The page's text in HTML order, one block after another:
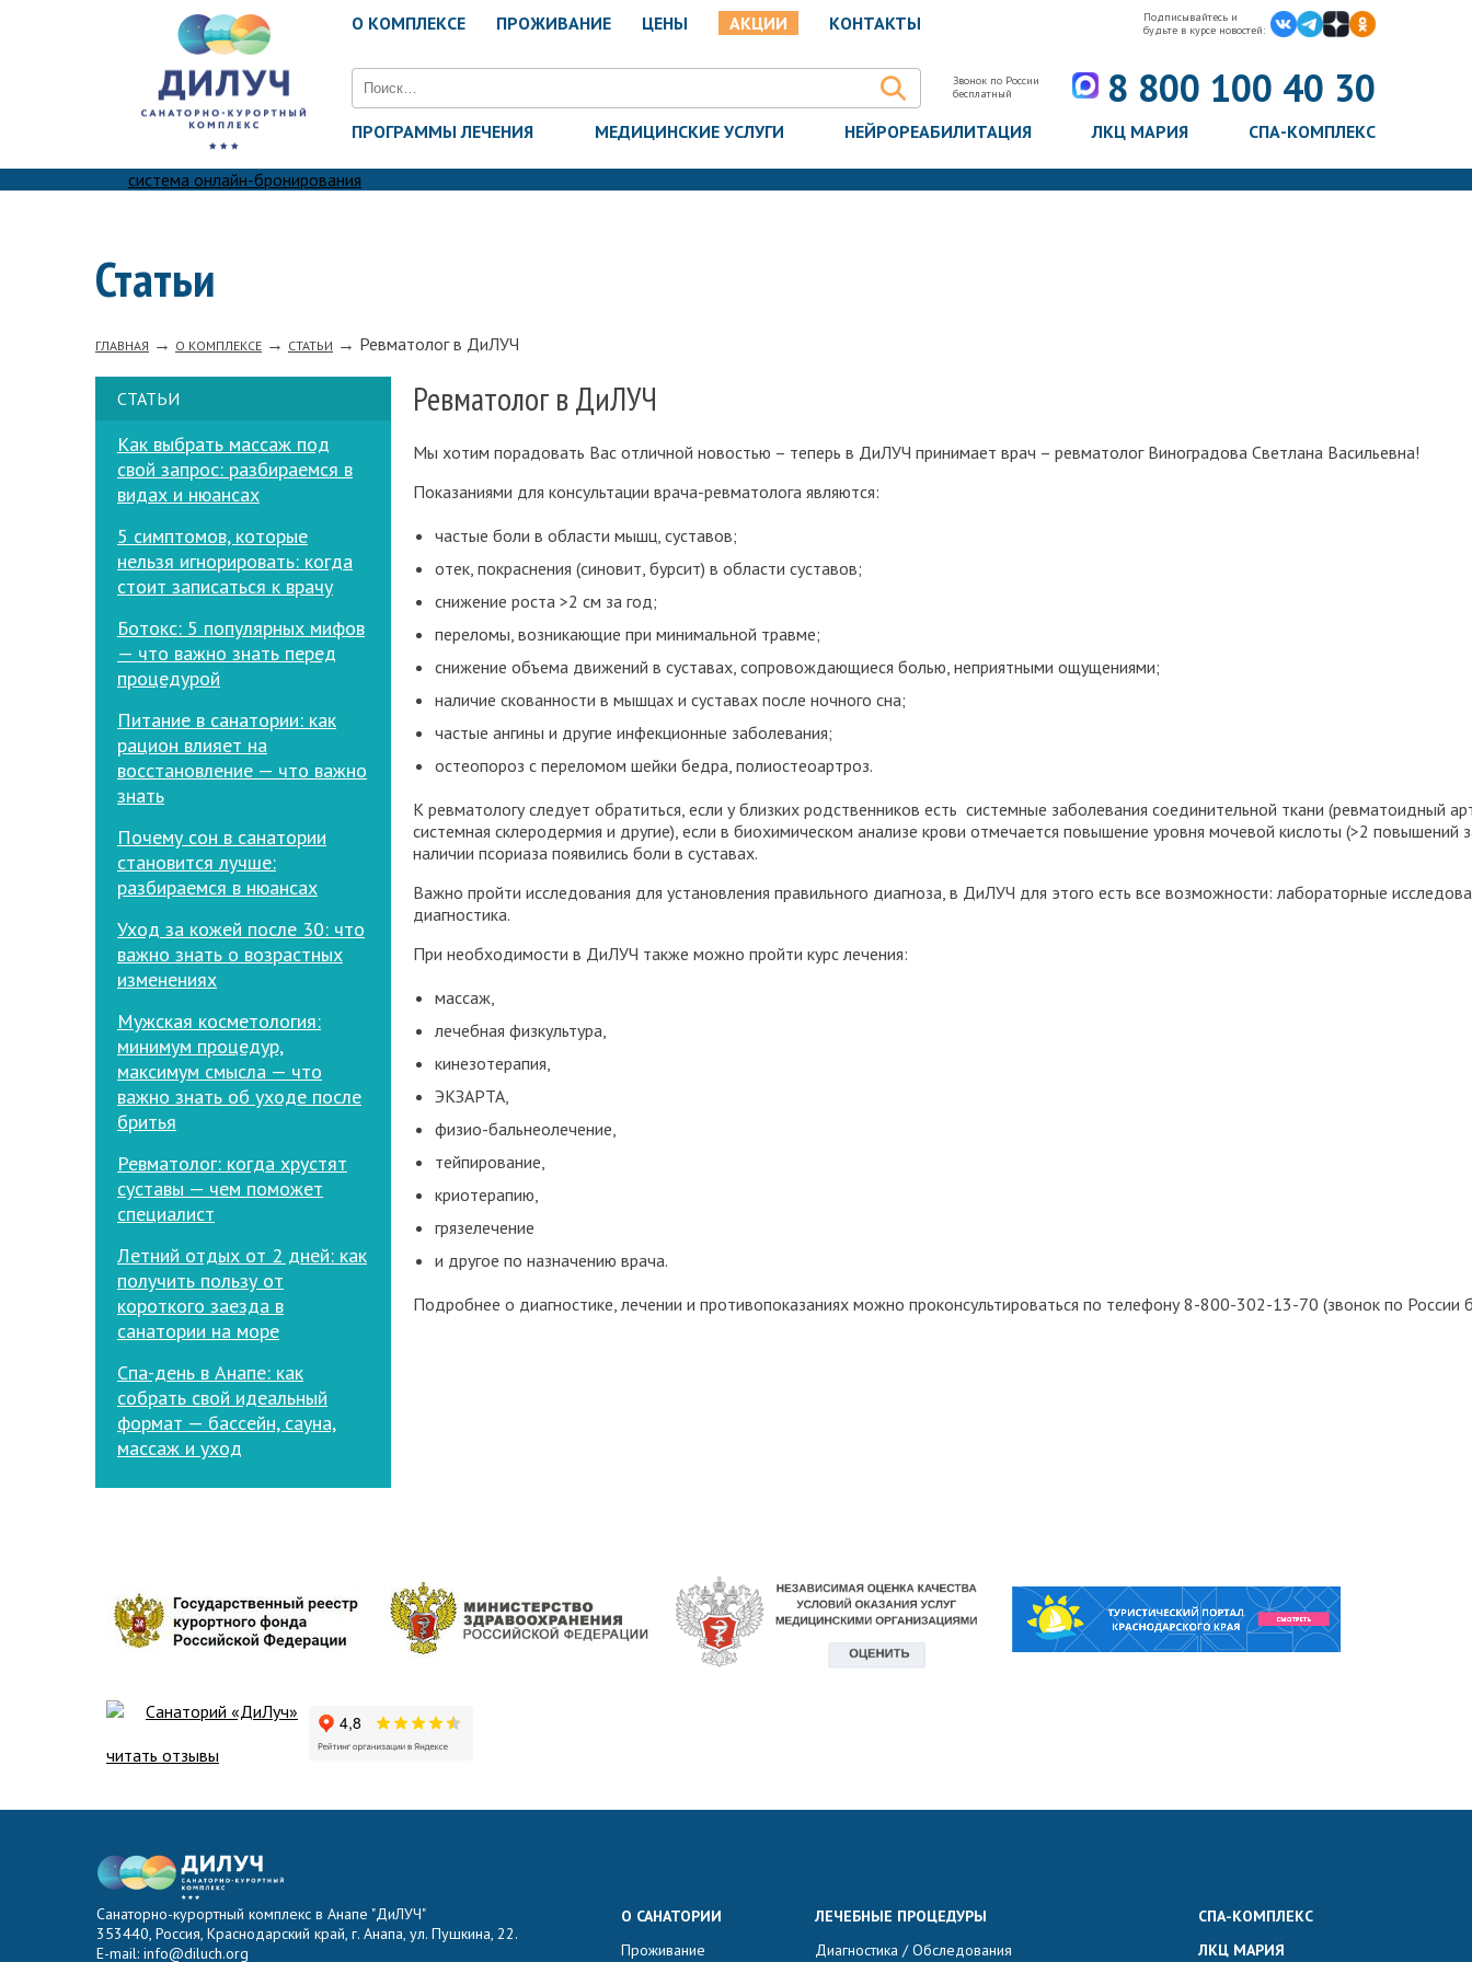
О КОМПЛЕКСЕ ПРОЖИВАНИЕ ЦЕНЫ АКЦИИ КОНТАКТЫ
Подписывайтесь и
будьте в курсе новостей:
Найти:
Звонок по России
бесплатный
8 800 100 40 30
ПРОГРАММЫ ЛЕЧЕНИЯ МЕДИЦИНСКИЕ УСЛУГИ НЕЙРОРЕАБИЛИТАЦИЯ ЛКЦ МАРИЯ СПА-КОМПЛЕКС
система онлайн-бронирования
Статьи
ГЛАВНАЯ → О КОМПЛЕКСЕ → СТАТЬИ → Ревматолог в ДиЛУЧ
СТАТЬИ
Как выбрать массаж под
свой запрос: разбираемся в
видах и нюансах
5 симптомов, которые
нельзя игнорировать: когда
стоит записаться к врачу
Ботокс: 5 популярных мифов
— что важно знать перед
процедурой
Питание в санатории: как
рацион влияет на
восстановление — что важно
знать
Почему сон в санатории
становится лучше:
разбираемся в нюансах
Уход за кожей после 30: что
важно знать о возрастных
изменениях
Мужская косметология:
минимум процедур,
максимум смысла — что
важно знать об уходе после
бритья
Ревматолог: когда хрустят
суставы — чем поможет
специалист
Летний отдых от 2 дней: как
получить пользу от
короткого заезда в
санатории на море
Спа-день в Анапе: как
собрать свой идеальный
формат — бассейн, сауна,
массаж и уход
Ревматолог в ДиЛУЧ
Мы хотим порадовать Вас отличной новостью – теперь в ДиЛУЧ принимает врач – ревматолог Виноградова Светлана Васильевна!
Показаниями для консультации врача-ревматолога являются:
частые боли в области мышц, суставов;
отек, покраснения (синовит, бурсит) в области суставов;
снижение роста >2 см за год;
переломы, возникающие при минимальной травме;
снижение объема движений в суставах, сопровождающиеся болью, неприятными ощущениями;
наличие скованности в мышцах и суставах после ночного сна;
частые ангины и другие инфекционные заболевания;
остеопороз с переломом шейки бедра, полиостеоартроз.
К ревматологу следует обратиться, если у близких родственников есть системные заболевания соединительной ткани (ревматоидный
системная склеродермия и другие), если в биохимическом анализе крови отмечается повышение уровня мочевой кислоты (>2 повышений
наличии псориаза появились боли в суставах.
Важно пройти исследования для установления правильного диагноза, в ДиЛУЧ для этого есть все возможности: лабораторные
диагностика.
При необходимости в ДиЛУЧ также можно пройти курс лечения:
массаж,
лечебная физкультура,
кинезотерапия,
ЭКЗАРТА,
физио-бальнеолечение,
тейпирование,
криотерапию,
грязелечение
и другое по назначению врача.
Подробнее о диагностике, лечении и противопоказаниях можно проконсультироваться по телефону 8-800-302-13-70 (звонок по России
Санаторий «ДиЛуч»
читать отзывы
Санаторно-курортный комплекс в Анапе "ДиЛУЧ"
353440, Россия, Краснодарский край, г. Анапа, ул. Пушкина, 22.
E-mail: info@diluch.org
О САНАТОРИИ
Проживание
ЛЕЧЕБНЫЕ ПРОЦЕДУРЫ
Диагностика / Обследования
СПА-КОМПЛЕКС
ЛКЦ МАРИЯ